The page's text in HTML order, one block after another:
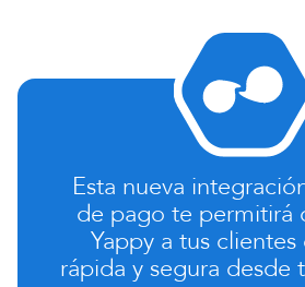
Esta nueva
de pago te permitirá
Yappy a tus
rápida y segura desde